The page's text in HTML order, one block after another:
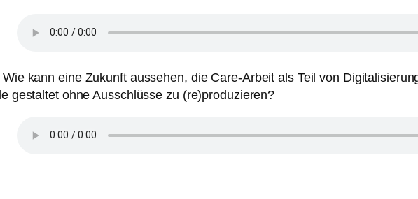
Wie kann eine Zukunft aussehen, die Care-Arbeit als Teil von
gestaltet ohne Ausschlüsse zu (re)produzieren?